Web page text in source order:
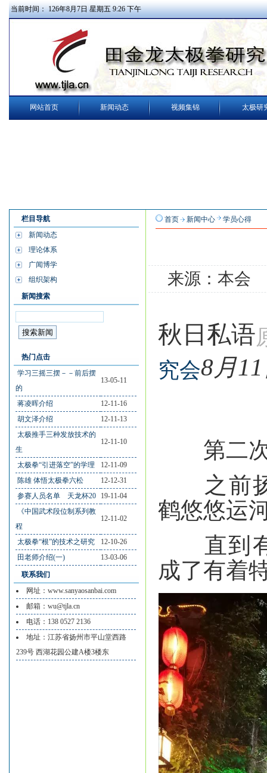
当前时间： 126年8月7日星期五9:26下午
网站首页 新闻动态 视频集锦 太极研
栏目导航
新闻动态
理论体系
广闻博学
组织架构
新闻搜索
热门点击
学习三摇三摆－－前后摆
的
13-05-11
蒋凌晖介绍
12-11-16
胡文泽介绍
12-11-13
太极推手三种发放技术的
生
12-11-10
太极拳“引进落空”的学理
12-11-09
陈雄 体悟太极拳六松
12-12-31
参赛人员名单 天龙杯20
19-11-04
《中国武术段位制系列教
程
12-11-02
太极拳“根”的技术之研究
12-10-26
田老师介绍(一)
13-03-06
联系我们
网址：www.sanyaosanbai.com
邮箱：wu@tjla.cn
电话：138 0527 2136
地址：江苏省扬州市平山堂西路
239号 西湖花园公建A楼3楼东
首页 新闻中心 学员心得
来源：本会
秋日私语
究会8月
第二次
之前扬
鹤悠悠运
直到有
成了有着